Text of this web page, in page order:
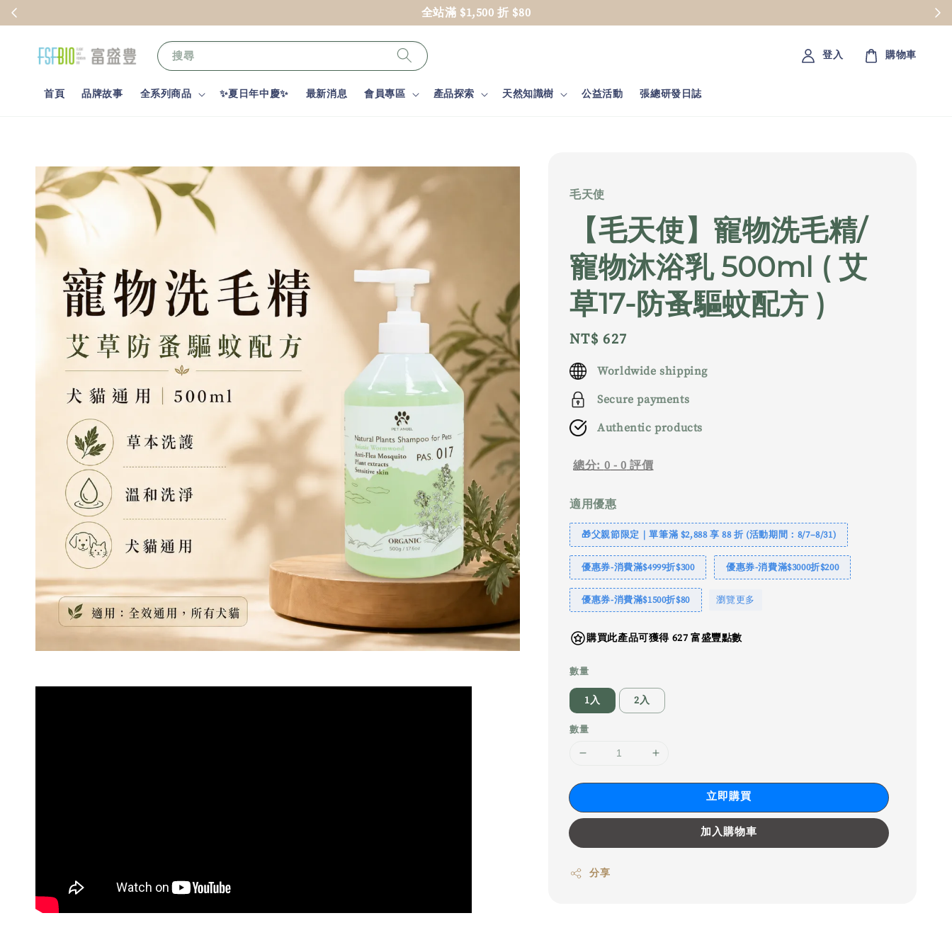
全站滿 $1,500 折 $80
搜尋
首頁 品牌故事 全系列商品 ✨夏日年中慶✨ 最新消息 會員專區 產品探索 天然知識樹 公益活動 張總研發日誌
登入 購物車
毛天使
【毛天使】寵物洗毛精/
寵物沐浴乳 500ml ( 艾
草17-防蚤驅蚊配方 )
Regular
price
NT$ 627
Worldwide shipping
Secure payments
Authentic products
總分: 0 -0 評價
適用優惠
🎁父親節限定｜單筆滿 $2,888 享 88 折 (活動期間：8/7–8/31)
優惠券-消費滿$4999折$300 優惠券-消費滿$3000折$200
優惠券-消費滿$1500折$80 瀏覽更多
購買此產品可獲得 627 富盛豐點數
數量
1入 2入
數量
立即購買
加入購物車
分享